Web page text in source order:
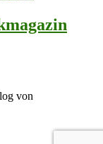
von